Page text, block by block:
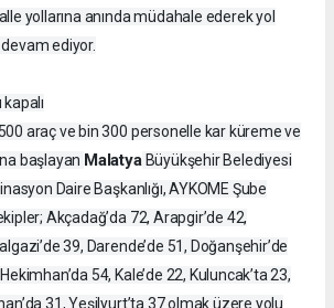
yollarına anında müdahale ederek yol
ediyor.
araç ve bin 300 personelle kar küreme ve
başlayan MalatyaBüyükşehir Belediyesi
Daire Başkanlığı, AYKOME Şube
Akçadağ’da 72, Arapgir’de 42,
39, Darende’de 51, Doğanşehir’de
54, Kale’de 22, Kuluncak’ta 23,
31, Yeşilyurt’ta 37 olmak üzere yolu